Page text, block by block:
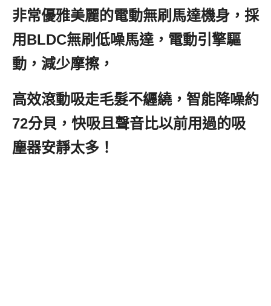
非常優雅美麗的電動無刷馬達機身，採
用BLDC無刷低噪馬達，電動引擎驅
動，減少摩擦，
高效滾動吸走毛髮不纒繞，智能降噪約
72分貝，快吸且聲音比以前用過的吸
塵器安靜太多！